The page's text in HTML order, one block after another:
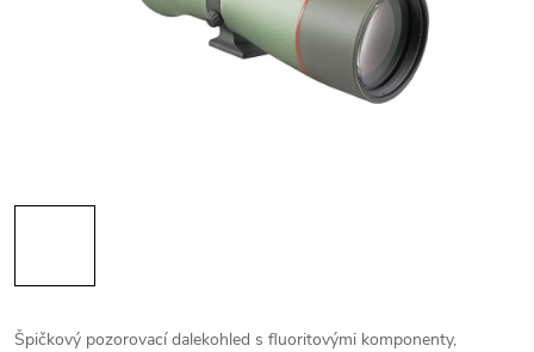
Špičkový pozorovací dalekohled s fluoritovými komponenty,